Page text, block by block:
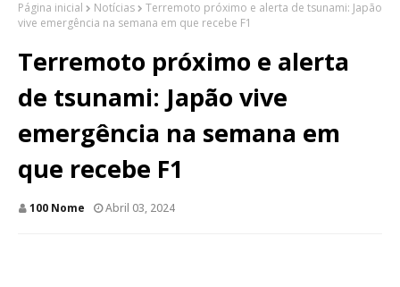
Página inicial Notícias
Terremoto próximo e alerta de tsunami: Japão
vive emergência na semana em que recebe F1
Terremoto próximo e alerta
de tsunami: Japão vive
emergência na semana em
que recebe F1
100 Nome Abril 03, 2024